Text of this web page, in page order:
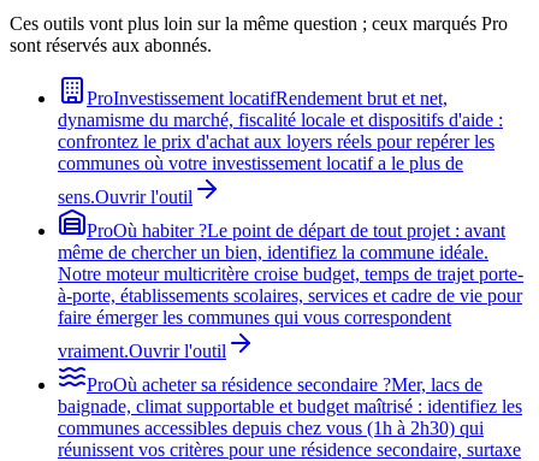
Ces outils vont plus loin sur la même question ; ceux marqués Pro
sont réservés aux abonnés.
ProInvestissement locatifRendement brut et net,
dynamisme du marché, fiscalité locale et dispositifs d'aide :
confrontez le prix d'achat aux loyers réels pour repérer les
communes où votre investissement locatif a le plus de
sens.Ouvrir l'outil
ProOù habiter ?Le point de départ de tout projet : avant
même de chercher un bien, identifiez la commune idéale.
Notre moteur multicritère croise budget, temps de trajet porte-
à-porte, établissements scolaires, services et cadre de vie pour
faire émerger les communes qui vous correspondent
vraiment.Ouvrir l'outil
ProOù acheter sa résidence secondaire ?Mer, lacs de
baignade, climat supportable et budget maîtrisé : identifiez les
communes accessibles depuis chez vous (1h à 2h30) qui
réunissent vos critères pour une résidence secondaire, surtaxe